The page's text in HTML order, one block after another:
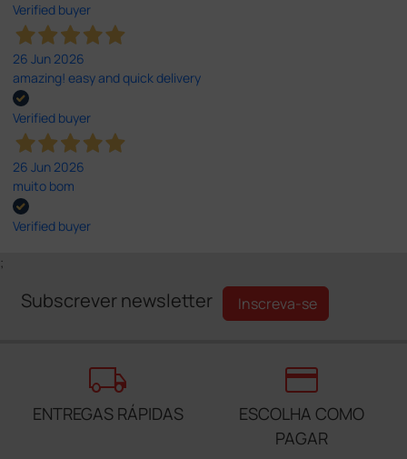
Verified buyer
26 Jun 2026
amazing! easy and quick delivery
Verified buyer
26 Jun 2026
muito bom
Verified buyer
;
Subscrever newsletter Inscreva-se
local_shipping
ENTREGAS RÁPIDAS
credit_card
ESCOLHA COMO
PAGAR